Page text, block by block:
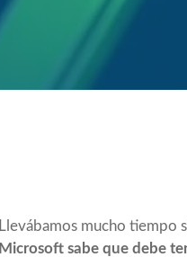
Llevábamos mucho tiempo
Microsoft sabe que debe